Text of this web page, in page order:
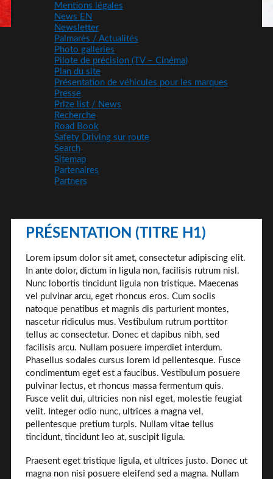
Mentions légales
News EN
Newsletter
Palmarès / Actualités
Photo galleries
Pilote de précision (TV – Cinéma)
Plan du site
Présentation de véhicules pour les marques
Presse
Prize list / News
Recherche
Road Book
Safety Driving sur route
Search
Sitemap
Partenaires
Partners
PRÉSENTATION (TITRE H1)
Lorem ipsum dolor sit amet, consectetur adipiscing elit.
In ante dolor, dictum in ligula non, facilisis rutrum nisl.
Nunc lobortis tincidunt ligula non tristique. Maecenas
vel pulvinar arcu, eget rhoncus eros. Cum sociis
natoque penatibus et magnis dis parturient montes,
nascetur ridiculus mus. Vestibulum rutrum porttitor
tellus ac consectetur. Donec et dapibus nibh, sed
facilisis arcu. Nullam posuere imperdiet interdum.
Phasellus sodales cursus lorem id pellentesque. Fusce
condimentum eget est a faucibus. Vestibulum posuere
pulvinar lectus, et rhoncus massa fermentum quis.
Fusce velit dui, ultricies non nisl eget, molestie feugiat
velit. Integer odio nunc, ultrices a magna vel,
pellentesque pretium turpis. Nullam vitae tellus
tincidunt, tincidunt leo at, suscipit ligula.
Praesent eget tristique ligula, et ultrices justo. Donec ut
magna non nisi posuere eleifend sed a magna. Nullam